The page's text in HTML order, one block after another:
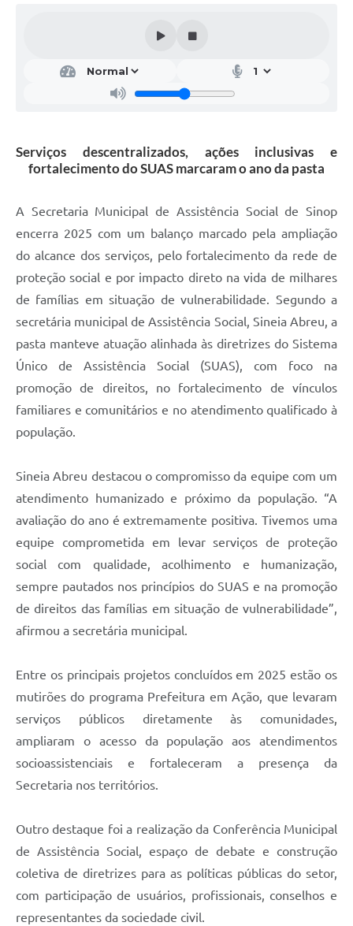
Serviços descentralizados, ações inclusivas e
fortalecimento do SUAS marcaram o ano da pasta
A Secretaria Municipal de Assistência Social de Sinop
encerra 2025 com um balanço marcado pela ampliação
do alcance dos serviços, pelo fortalecimento da rede de
proteção social e por impacto direto na vida de milhares
de famílias em situação de vulnerabilidade. Segundo a
secretária municipal de Assistência Social, Sineia Abreu, a
pasta manteve atuação alinhada às diretrizes do Sistema
Único de Assistência Social (SUAS), com foco na
promoção de direitos, no fortalecimento de vínculos
familiares e comunitários e no atendimento qualificado à
população.
Sineia Abreu destacou o compromisso da equipe com um
atendimento humanizado e próximo da população. “A
avaliação do ano é extremamente positiva. Tivemos uma
equipe comprometida em levar serviços de proteção
social com qualidade, acolhimento e humanização,
sempre pautados nos princípios do SUAS e na promoção
de direitos das famílias em situação de vulnerabilidade”,
afirmou a secretária municipal.
Entre os principais projetos concluídos em 2025 estão os
mutirões do programa Prefeitura em Ação, que levaram
serviços públicos diretamente às comunidades,
ampliaram o acesso da população aos atendimentos
socioassistenciais e fortaleceram a presença da
Secretaria nos territórios.
Outro destaque foi a realização da Conferência Municipal
de Assistência Social, espaço de debate e construção
coletiva de diretrizes para as políticas públicas do setor,
com participação de usuários, profissionais, conselhos e
representantes da sociedade civil.